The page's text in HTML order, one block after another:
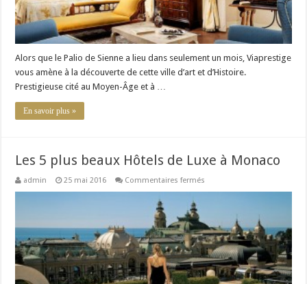
Alors que le Palio de Sienne a lieu dans seulement un mois, Viaprestige
vous amène à la découverte de cette ville d’art et d’Histoire.
Prestigieuse cité au Moyen-Âge et à …
En savoir plus »
Les 5 plus beaux Hôtels de Luxe à Monaco
admin 25 mai 2016 Commentaires fermés
Hôtels
de
Luxe
à
Monaco